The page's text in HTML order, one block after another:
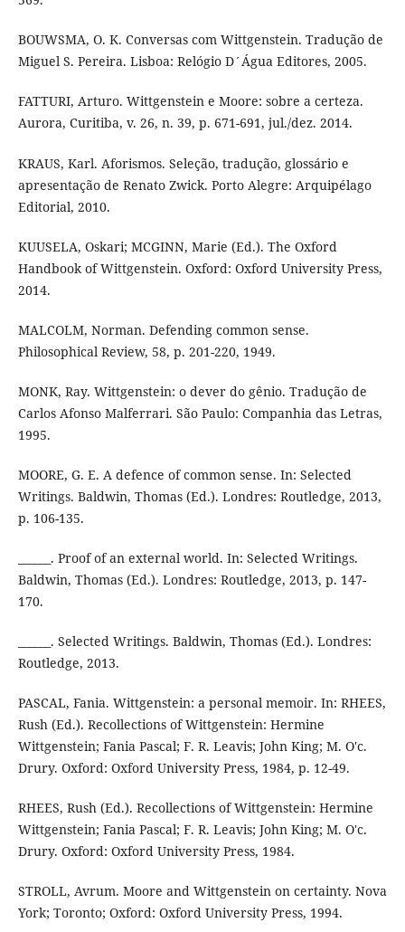
BOUWSMA, O. K. Conversas com Wittgenstein. Tradução de
Miguel S. Pereira. Lisboa: Relógio D´Água Editores, 2005.
FATTURI, Arturo. Wittgenstein e Moore: sobre a certeza.
Aurora, Curitiba, v. 26, n. 39, p. 671-691, jul./dez. 2014.
KRAUS, Karl. Aforismos. Seleção, tradução, glossário e
apresentação de Renato Zwick. Porto Alegre: Arquipélago
Editorial, 2010.
KUUSELA, Oskari; MCGINN, Marie (Ed.). The Oxford
Handbook of Wittgenstein. Oxford: Oxford University Press,
2014.
MALCOLM, Norman. Defending common sense.
Philosophical Review, 58, p. 201-220, 1949.
MONK, Ray. Wittgenstein: o dever do gênio. Tradução de
Carlos Afonso Malferrari. São Paulo: Companhia das Letras,
1995.
MOORE, G. E. A defence of common sense. In: Selected
Writings. Baldwin, Thomas (Ed.). Londres: Routledge, 2013,
p. 106-135.
______. Proof of an external world. In: Selected Writings.
Baldwin, Thomas (Ed.). Londres: Routledge, 2013, p. 147-
170.
______. Selected Writings. Baldwin, Thomas (Ed.). Londres:
Routledge, 2013.
PASCAL, Fania. Wittgenstein: a personal memoir. In: RHEES,
Rush (Ed.). Recollections of Wittgenstein: Hermine
Wittgenstein; Fania Pascal; F. R. Leavis; John King; M. O'c.
Drury. Oxford: Oxford University Press, 1984, p. 12-49.
RHEES, Rush (Ed.). Recollections of Wittgenstein: Hermine
Wittgenstein; Fania Pascal; F. R. Leavis; John King; M. O'c.
Drury. Oxford: Oxford University Press, 1984.
STROLL, Avrum. Moore and Wittgenstein on certainty. Nova
York; Toronto; Oxford: Oxford University Press, 1994.